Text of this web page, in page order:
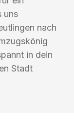
uns
nach
in dein
Stadt